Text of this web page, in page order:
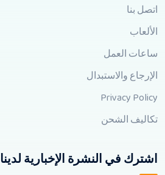
اتصل بنا
الألعاب
ساعات العمل
الإرجاع والاستبدال
Privacy Policy
تكاليف الشحن
اشترك في النشرة الإخبارية لدينا